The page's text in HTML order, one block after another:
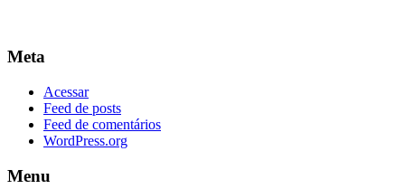
Meta
Acessar
Feed de posts
Feed de comentários
WordPress.org
Menu